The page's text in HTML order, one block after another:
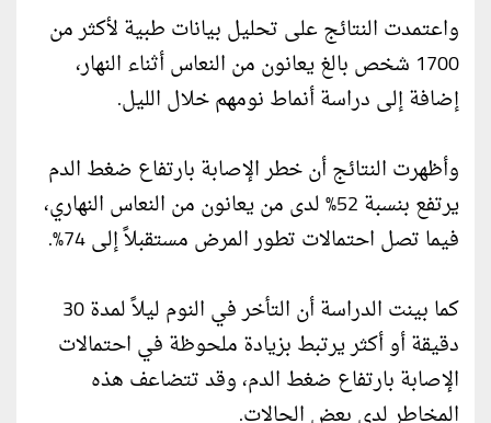
واعتمدت النتائج على تحليل بيانات طبية لأكثر من
1700 شخص بالغ يعانون من النعاس أثناء النهار،
إضافة إلى دراسة أنماط نومهم خلال الليل.
وأظهرت النتائج أن خطر الإصابة بارتفاع ضغط الدم
يرتفع بنسبة 52% لدى من يعانون من النعاس النهاري،
فيما تصل احتمالات تطور المرض مستقبلاً إلى 74%.
كما بينت الدراسة أن التأخر في النوم ليلاً لمدة 30
دقيقة أو أكثر يرتبط بزيادة ملحوظة في احتمالات
الإصابة بارتفاع ضغط الدم، وقد تتضاعف هذه